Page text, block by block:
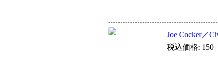
Joe Cocker／
税込価格: 150